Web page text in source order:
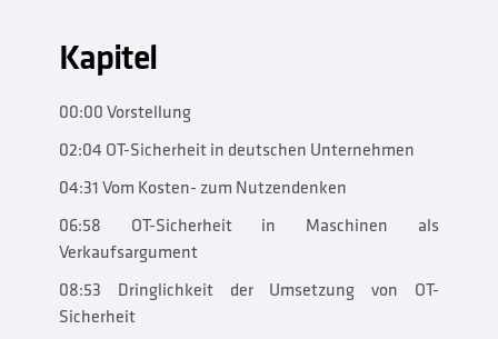
Kapitel
00:00 Vorstellung
02:04 OT-Sicherheit in deutschen Unternehmen
04:31 Vom Kosten- zum Nutzendenken
06:58 OT-Sicherheit in Maschinen als
Verkaufsargument
08:53 Dringlichkeit der Umsetzung von OT-
Sicherheit